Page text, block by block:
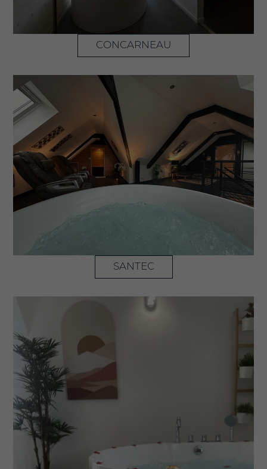
CONCARNEAU
SANTEC